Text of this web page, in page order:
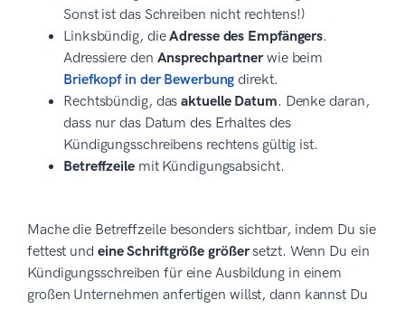
Sonst ist das Schreiben nicht rechtens!)
Linksbündig, dieAdresse des Empfängers.
Adressiere den Ansprechpartnerwie beim
Briefkopf in der Bewerbung direkt.
Rechtsbündig, dasaktuelle Datum. Denke daran,
dass nur das Datum des Erhaltes des
Kündigungsschreibens rechtens gültig ist.
Betreffzeilemit Kündigungsabsicht.
Mache die Betreffzeile besonders sichtbar, indem Du sie
fettest und eine Schriftgröße größersetzt. Wenn Du ein
Kündigungsschreiben für eine Ausbildung in einem
großen Unternehmen anfertigen willst, dann kannst Du